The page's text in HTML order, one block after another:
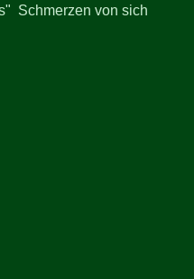
Schmerzen von sich